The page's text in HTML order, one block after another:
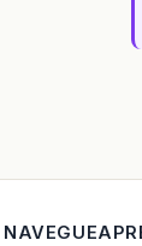
NAVEGUE